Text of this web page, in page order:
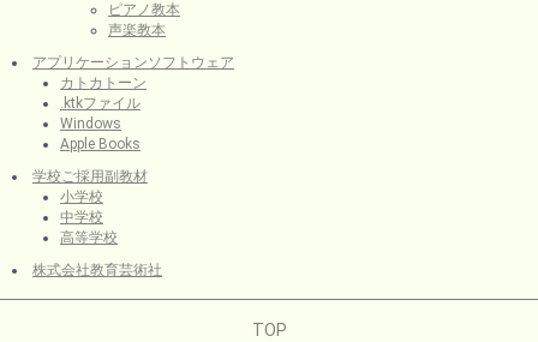
ピアノ教本
声楽教本
アプリケーションソフトウェア
カトカトーン
.ktkファイル
Windows
Apple Books
学校ご採用副教材
小学校
中学校
高等学校
株式会社教育芸術社
TOP